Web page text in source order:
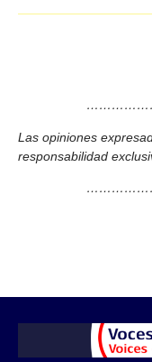
Las opiniones
responsabilidad